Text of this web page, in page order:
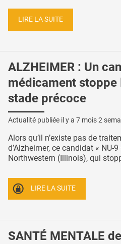
LIRE LA SUITE
ALZHEIMER : Un
médicament stoppe
stade précoce
Actualité publiée il y a 7 mois 2
Alors qu’il n’existe pas de
d’Alzheimer, ce candidat « NU-
Northwestern (Illinois), qui
LIRE LA SUITE
SANTÉ MENTALE